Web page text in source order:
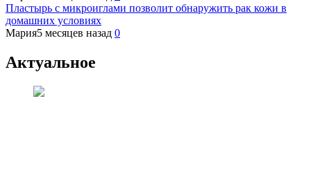
Пластырь с микроиглами позволит обнаружить рак кожи в
домашних условиях
Мария5 месяцев назад 0
Актуальное